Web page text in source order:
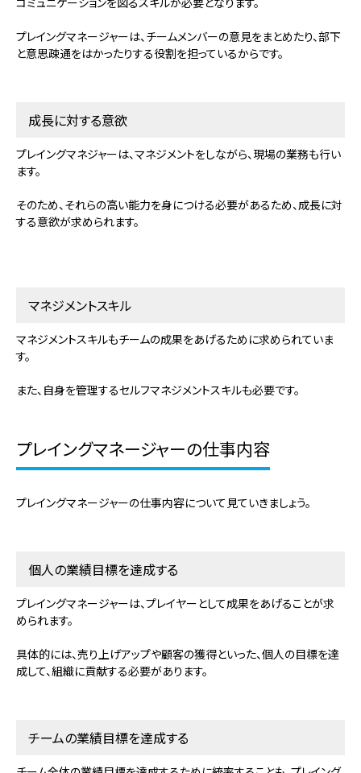
プレイングマネージャーは、チームメンバーの意見をまとめたり、部下
と意思疎通をはかったりする役割を担っているからです。
成長に対する意欲
プレイングマネジャーは、マネジメントをしながら、現場の業務も行い
ます。
そのため、それらの高い能力を身につける必要があるため、成長に対
する意欲が求められます。
マネジメントスキル
マネジメントスキルもチームの成果をあげるために求められていま
す。
また、自身を管理するセルフマネジメントスキルも必要です。
プレイングマネージャーの仕事内容
プレイングマネージャーの仕事内容について見ていきましょう。
個人の業績目標を達成する
プレイングマネージャーは、プレイヤーとして成果をあげることが求
められます。
具体的には、売り上げアップや顧客の獲得といった、個人の目標を達
成して、組織に貢献する必要があります。
チームの業績目標を達成する